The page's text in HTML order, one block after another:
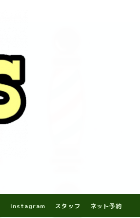
Instagram スタッフ ネット予約